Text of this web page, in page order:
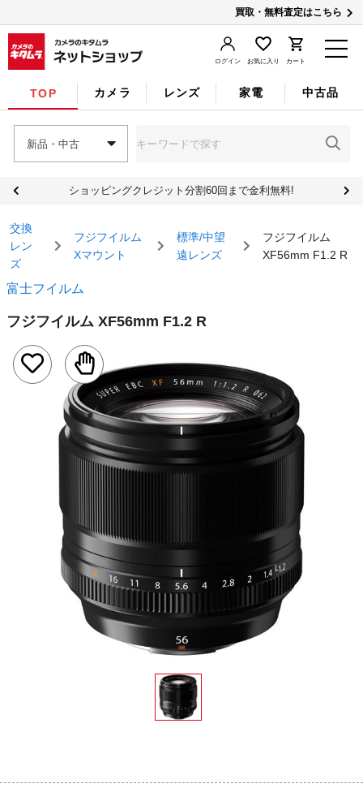
買取・無料査定はこちら
ログイン お気に入り カート
TOP カメラ レンズ 家電 中古品
新品・中古
ショッピングクレジット分割60回まで金利無料!
交換
レン
ズ
フジフイルム
Xマウント
標準/中望
遠レンズ
フジフイルム
XF56mm F1.2 R
富士フイルム
フジフイルム XF56mm F1.2 R